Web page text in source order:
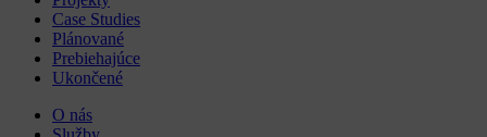
Case Studies
Plánované
Prebiehajúce
Ukončené
O nás